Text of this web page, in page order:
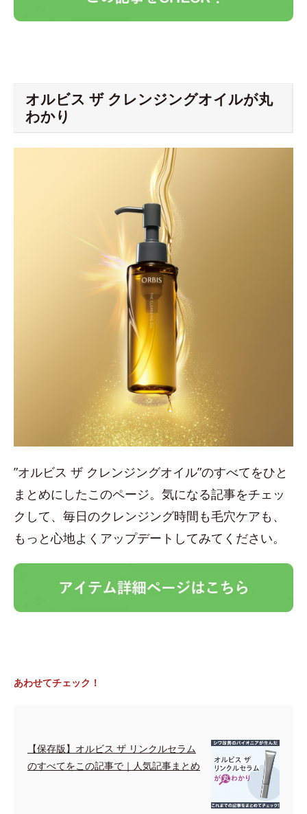
オルビス ザ クレンジングオイルが丸
わかり
”オルビス ザ クレンジングオイル”のすべてをひと
まとめにしたこのページ。気になる記事をチェッ
クして、毎日のクレンジング時間も毛穴ケアも、
もっと心地よくアップデートしてみてください。
あわせてチェック！
【保存版】オルビス ザ リンクルセラム
のすべてをこの記事で｜人気記事まとめ